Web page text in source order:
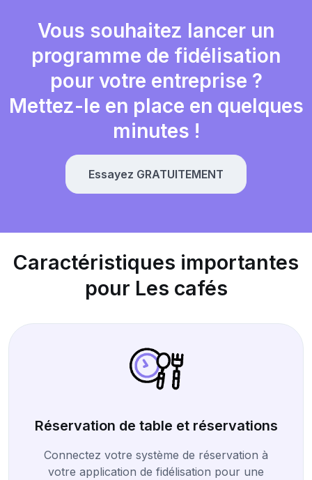
Vous souhaitez lancer un
programme de fidélisation
pour votre entreprise ?
Mettez-le en place en quelques
minutes !
Essayez GRATUITEMENT
Caractéristiques importantes
pour Les cafés
Réservation de table et réservations
Connectez votre système de réservation à
votre application de fidélisation pour une